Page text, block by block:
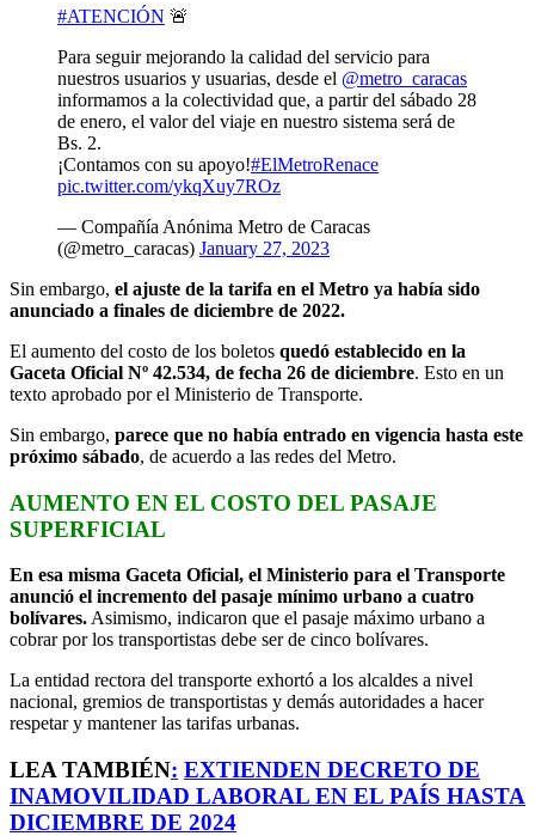
#ATENCIÓN 🚨
Para seguir mejorando la calidad del servicio para
nuestros usuarios y usuarias, desde el @metro_caracas
informamos a la colectividad que, a partir del sábado 28
de enero, el valor del viaje en nuestro sistema será de
Bs. 2.
¡Contamos con su apoyo!#ElMetroRenace
pic.twitter.com/ykqXuy7ROz
— Compañía Anónima Metro de Caracas
(@metro_caracas) January 27, 2023
Sin embargo, el ajuste de la tarifa en el Metro ya había sido
anunciado a finales de diciembre de 2022.
El aumento del costo de los boletos quedó establecido en la
Gaceta Oficial Nº 42.534, de fecha 26 de diciembre. Esto en un
texto aprobado por el Ministerio de Transporte.
Sin embargo, parece que no había entrado en vigencia hasta este
próximo sábado, de acuerdo a las redes del Metro.
AUMENTO EN EL COSTO DEL PASAJE
SUPERFICIAL
En esa misma Gaceta Oficial, el Ministerio para el Transporte
anunció el incremento del pasaje mínimo urbano a cuatro
bolívares. Asimismo, indicaron que el pasaje máximo urbano a
cobrar por los transportistas debe ser de cinco bolívares.
La entidad rectora del transporte exhortó a los alcaldes a nivel
nacional, gremios de transportistas y demás autoridades a hacer
respetar y mantener las tarifas urbanas.
LEA TAMBIÉN: EXTIENDEN DECRETO DE
INAMOVILIDAD LABORAL EN EL PAÍS HASTA
DICIEMBRE DE 2024